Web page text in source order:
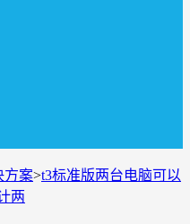
方案>t3标准版两台电脑可以
两